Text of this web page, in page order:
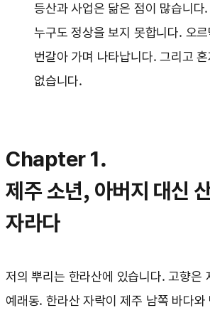
등산과 사업은 닮은 점이 많습니다
누구도 정상을 보지 못합니다. 오르
번갈아 가며 나타납니다. 그리고
없습니다.
Chapter 1.
제주 소년, 아버지 대신
자라다
저의 뿌리는 한라산에 있습니다. 고향은
예래동. 한라산 자락이 제주 남쪽 바다